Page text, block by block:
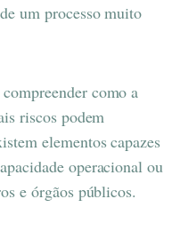
um processo muito
como a
riscos podem
elementos capazes
operacional ou
e órgãos públicos.